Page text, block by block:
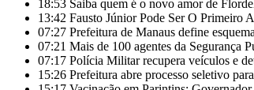
18:53 Saiba quem é o novo amor de
13:42 Fausto Júnior Pode Ser O Primeiro
07:27 Prefeitura de Manaus define
07:21 Mais de 100 agentes da Segurança
07:17 Polícia Militar recupera veículos e
15:26 Prefeitura abre processo seletivo